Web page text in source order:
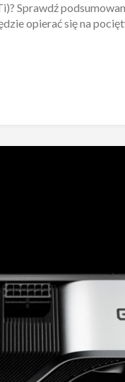
Sprawdź
opierać się na